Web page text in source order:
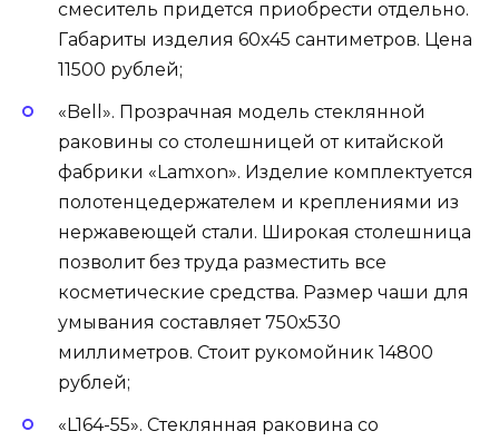
смеситель придется приобрести отдельно.
Габариты изделия 60х45 сантиметров. Цена
11500 рублей;
«Bell». Прозрачная модель стеклянной
раковины со столешницей от китайской
фабрики «Lamxon». Изделие комплектуется
полотенцедержателем и креплениями из
нержавеющей стали. Широкая столешница
позволит без труда разместить все
косметические средства. Размер чаши для
умывания составляет 750х530
миллиметров. Стоит рукомойник 14800
рублей;
«L164-55». Стеклянная раковина со